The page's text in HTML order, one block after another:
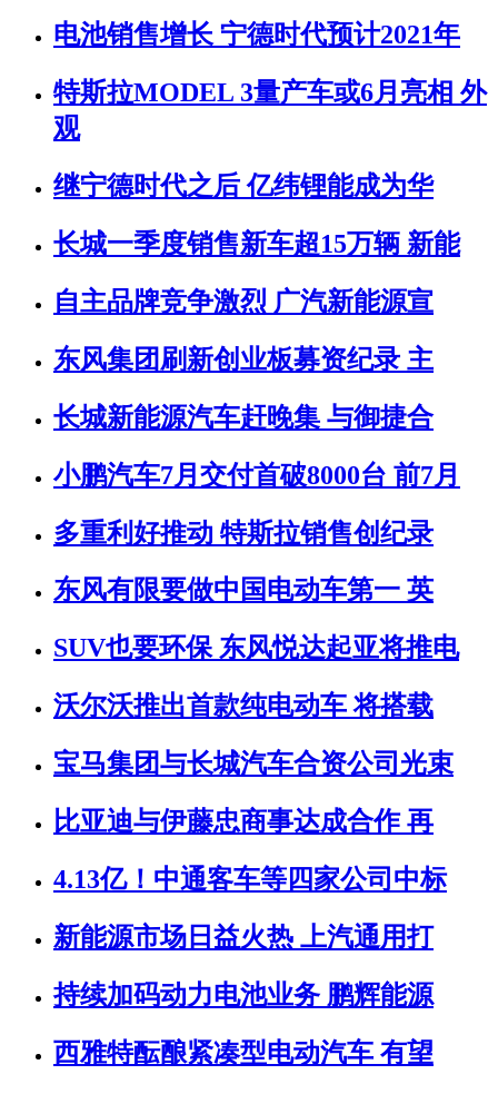
电池销售增长 宁德时代预计2021年
特斯拉MODEL 3量产车或6月亮相 外
观
继宁德时代之后 亿纬锂能成为华
长城一季度销售新车超15万辆 新能
自主品牌竞争激烈 广汽新能源宣
东风集团刷新创业板募资纪录 主
长城新能源汽车赶晚集 与御捷合
小鹏汽车7月交付首破8000台 前7月
多重利好推动 特斯拉销售创纪录
东风有限要做中国电动车第一 英
SUV也要环保 东风悦达起亚将推电
沃尔沃推出首款纯电动车 将搭载
宝马集团与长城汽车合资公司光束
比亚迪与伊藤忠商事达成合作 再
4.13亿！中通客车等四家公司中标
新能源市场日益火热 上汽通用打
持续加码动力电池业务 鹏辉能源
西雅特酝酿紧凑型电动汽车 有望